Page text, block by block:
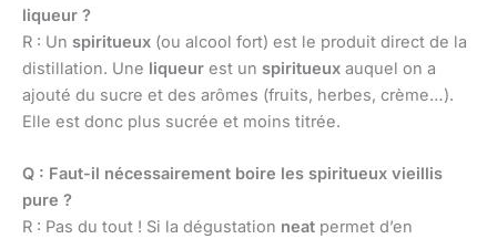
liqueur ?
R : Un spiritueux (ou alcool fort) est le produit direct de la
distillation. Une liqueur est un spiritueux auquel on a
ajouté du sucre et des arômes (fruits, herbes, crème…).
Elle est donc plus sucrée et moins titrée.
Q : Faut-il nécessairement boire les spiritueux vieillis
pure ?
R : Pas du tout ! Si la dégustation neat permet d’en